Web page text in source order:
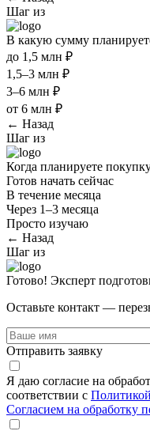
Шаг из
В какую сумму
до 1,5 млн ₽
1,5–3 млн ₽
3–6 млн ₽
от 6 млн ₽
← Назад
Шаг из
Когда планируете
Готов начать сейчас
В течение месяца
Через 1–3 месяца
Просто изучаю
← Назад
Шаг из
Готово! Эксперт
Оставьте контакт —
Отправить заявку
Я даю согласие на
соответствии с
Согласием на обработку